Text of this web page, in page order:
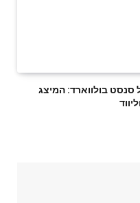
סנסט בולווארד: המיצג